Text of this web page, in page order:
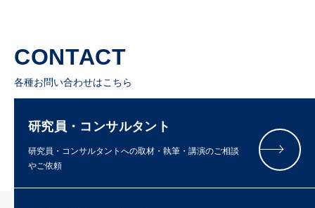
CONTACT
各種お問い合わせはこちら
研究員・コンサルタント
研究員・コンサルタントへの取材・執筆・講演のご相談
やご依頼